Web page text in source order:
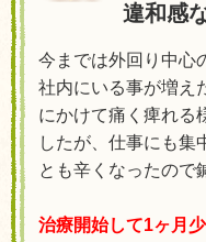
違和感
今までは外回り中心
社内にいる事が増え
にかけて痛く痺れる
したが、仕事にも集
とも辛くなったので
治療開始して1ヶ月